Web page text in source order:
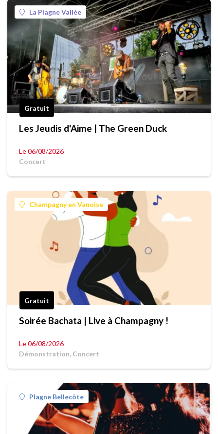
La Plagne Vallée
Gratuit
Les Jeudis d'Aime | The Green Duck
Le 06/08/2026
Concert
Champagny en Vanoise
Gratuit
Soirée Bachata | Live à Champagny !
Le 06/08/2026
Démonstration, Concert
Plagne Bellecôte